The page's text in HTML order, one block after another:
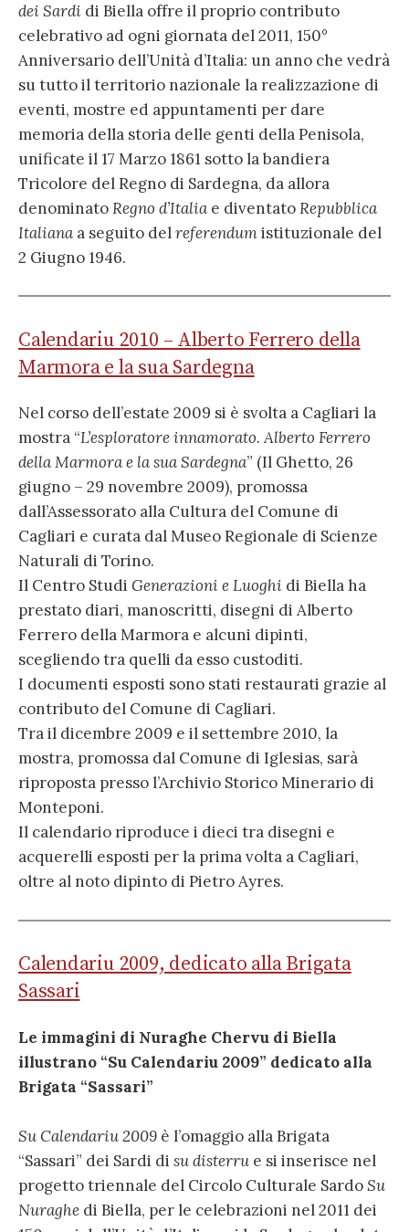
dei Sardi di Biella offre il proprio contributo
celebrativo ad ogni giornata del 2011, 150°
Anniversario dell’Unità d’Italia: un anno che vedrà
su tutto il territorio nazionale la realizzazione di
eventi, mostre ed appuntamenti per dare
memoria della storia delle genti della Penisola,
unificate il 17 Marzo 1861 sotto la bandiera
Tricolore del Regno di Sardegna, da allora
denominatoRegno d’Italia e diventatoRepubblica
Italiana a seguito delreferendumistituzionale del
2 Giugno 1946.
Calendariu 2010 – Alberto Ferrero della
Marmora e la sua Sardegna
Nel corso dell’estate 2009 si è svolta a Cagliari la
mostra “L’esploratore innamorato. Alberto Ferrero
della Marmora e la sua Sardegna” (Il Ghetto, 26
giugno – 29 novembre 2009), promossa
dall’Assessorato alla Cultura del Comune di
Cagliari e curata dal Museo Regionale di Scienze
Naturali di Torino.
Il Centro Studi Generazioni e Luoghi di Biella ha
prestato diari, manoscritti, disegni di Alberto
Ferrero della Marmora e alcuni dipinti,
scegliendo tra quelli da esso custoditi.
I documenti esposti sono stati restaurati grazie al
contributo del Comune di Cagliari.
Tra il dicembre 2009 e il settembre 2010, la
mostra, promossa dal Comune di Iglesias, sarà
riproposta presso l’Archivio Storico Minerario di
Monteponi.
Il calendario riproduce i dieci tra disegni e
acquerelli esposti per la prima volta a Cagliari,
oltre al noto dipinto di Pietro Ayres.
Calendariu 2009, dedicato alla Brigata
Sassari
Le immagini di Nuraghe Chervu di Biella
illustrano “Su Calendariu 2009” dedicato alla
Brigata “Sassari”
Su Calendariu 2009 è l’omaggio alla Brigata
“Sassari” dei Sardi di su disterru e si inserisce nel
progetto triennale del Circolo Culturale SardoSu
Nuraghe di Biella, per le celebrazioni nel 2011 dei